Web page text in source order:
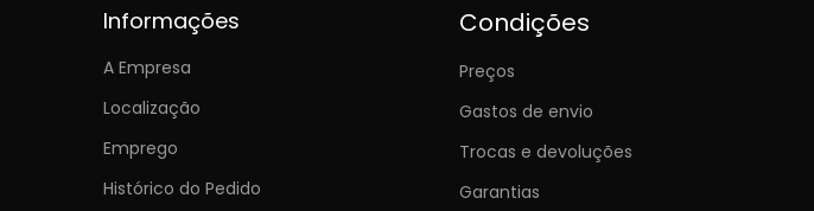
Informações
A Empresa
Localização
Emprego
Histórico do Pedido
Condições
Preços
Gastos de envio
Trocas e devoluções
Garantias